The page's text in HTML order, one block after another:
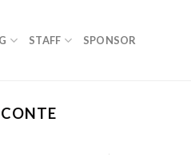
STAFF SPONSOR